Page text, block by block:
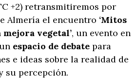
+2) retransmitiremos por
Almería el encuentro ‘Mitos
vegetal’, un evento en
espacio de debate para
e ideas sobre la realidad de
su percepción.